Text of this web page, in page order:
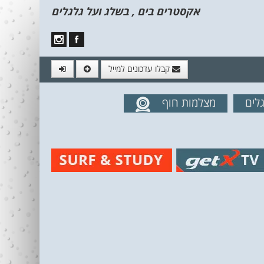
אקסטרים בים , בשלג ועל גלגלים
קבלו עדכונים למייל
מהאתרמצלמות חוף